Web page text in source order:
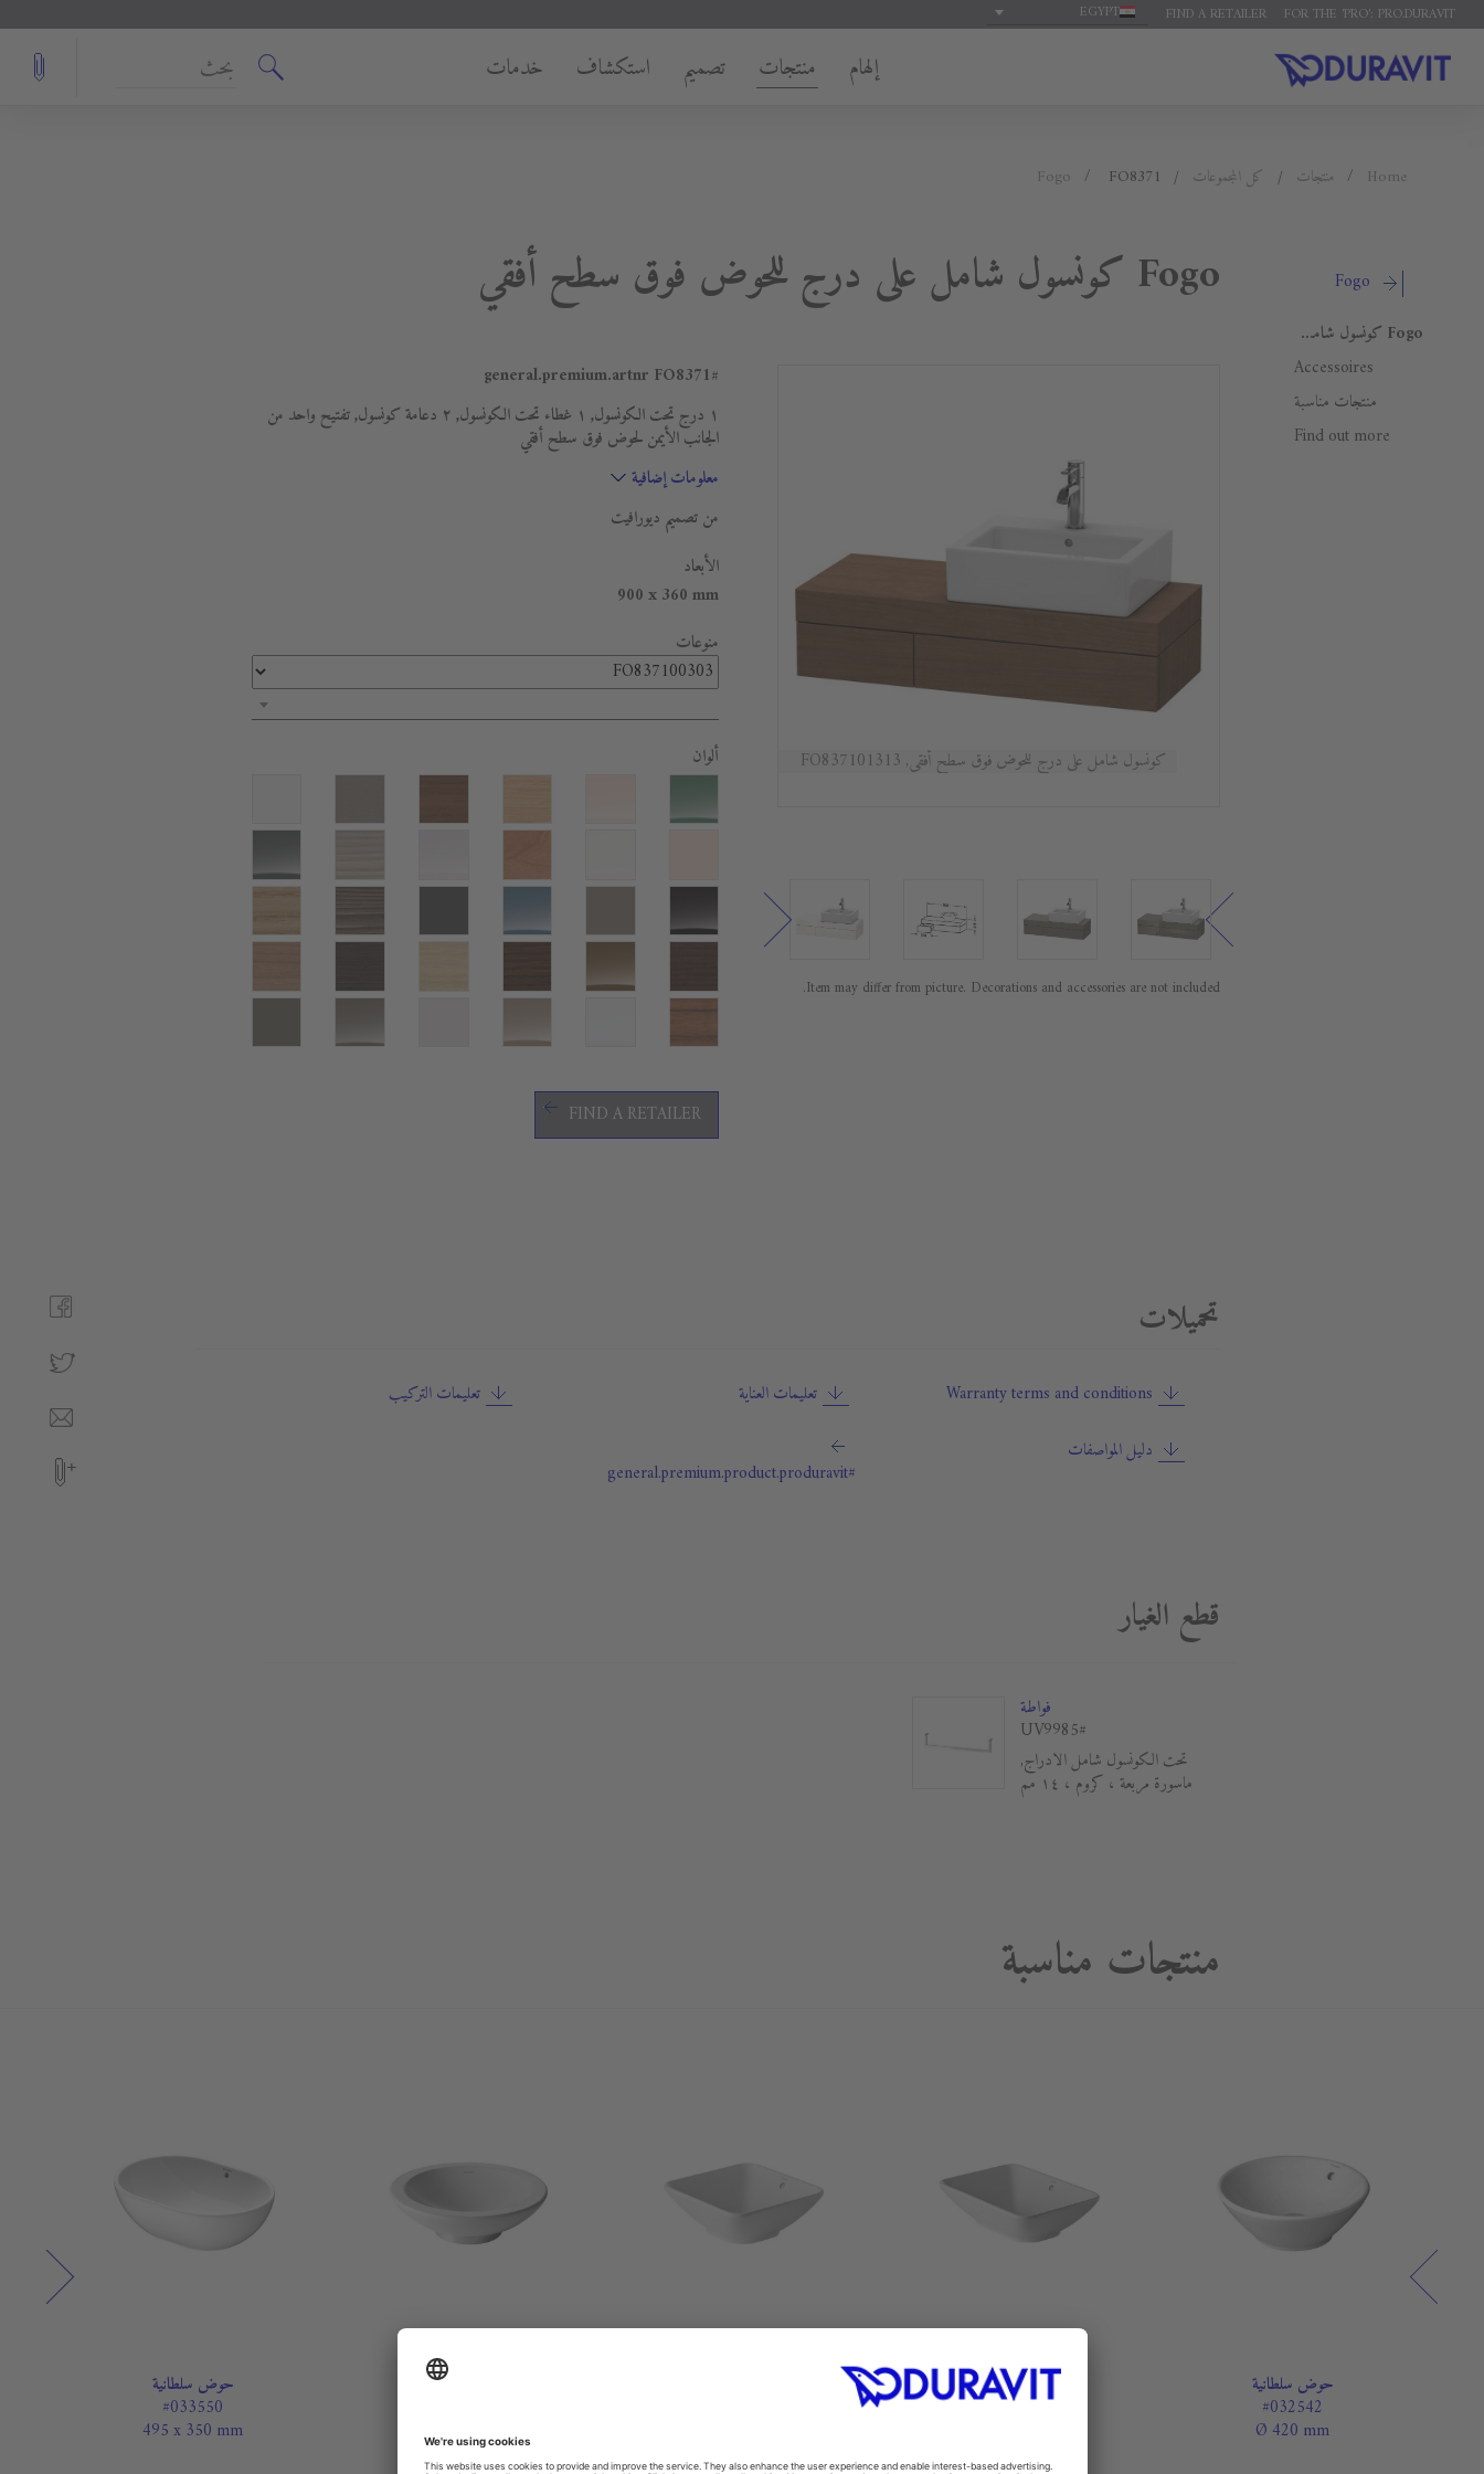
FOR THE 'PRO': PRO.DURAVIT
FIND A RETAILER
EGYPT
إلهام منتجات تصميم استكشاف خدمات
Home منتجات كل المجموعات Fogo FO8371
Fogo
Fogo كونسول شامل على درج للحوض فوق سطح أفقي
Accessoires
منتجات مناسبة
Find out more
Fogo كونسول شامل على درج للحوض فوق سطح أفقي
كونسول شامل على درج للحوض فوق سطح أفقي, FO837101313
Item may differ from picture. Decorations and accessories are not included.
#general.premium.artnr
FO8371
١ درج تحت الكونسول, ١ غطاء تحت الكونسول, ٢ دعامة كونسول, تفتيح واحد من
الجانب الأيمن لحوض فوق سطح أفقي
معلومات إضافية
من تصميم ديورافيت
الأبعاد
900 x 360 mm
منوعات
ألوان
FIND A RETAILER
تحميلات
Warranty terms and conditions تعليمات العناية
تعليمات التركيب
دليل المواصفات
#general.premium.product.produravit
قطع الغيار
فواطة
#UV9985
تحت الكونسول شامل الادراج,
ماسورة مربعة ، كروم ، ١٤ مم
منتجات مناسبة
حوض سلطانية
#032542
Ø 420 mm
حوض سلطانية
#033452
حوض سلطانية
Ø 400 mm
حوض سلطانية
#033550
495 x 350 mm